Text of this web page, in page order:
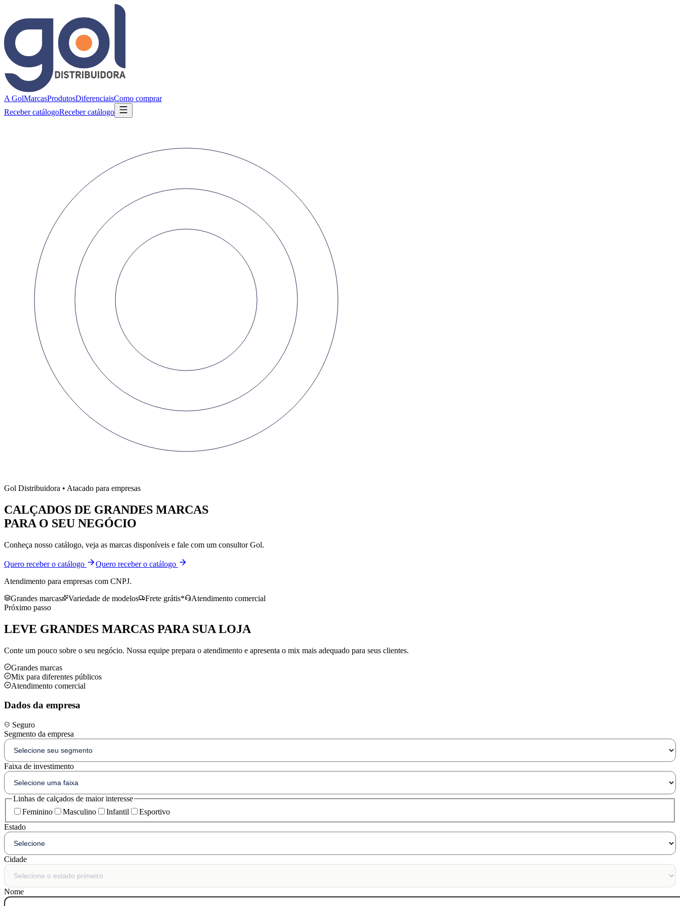
A GolMarcasProdutosDiferenciaisComo comprar
Receber catálogoReceber catálogo
Gol Distribuidora • Atacado para empresas
CALÇADOS DE GRANDES MARCAS
PARA O SEU NEGÓCIO
Conheça nosso catálogo, veja as marcas disponíveis e fale com um consultor Gol.
Quero receber o catálogo
Quero receber o catálogo
Atendimento para empresas com CNPJ.
Grandes marcas
Variedade de modelos Frete grátis*
Atendimento comercial
Próximo passo
LEVE GRANDES MARCAS PARA SUA LOJA
Conte um pouco sobre o seu negócio. Nossa equipe prepara o atendimento e apresenta o mix mais adequado para seus clientes.
Grandes marcas
Mix para diferentes públicos
Atendimento comercial
Dados da empresa
Seguro
Segmento da empresa
Faixa de investimento
Linhas de calçados de maior interesse
Feminino
Masculino Infantil
Esportivo
Estado
Cidade
Nome